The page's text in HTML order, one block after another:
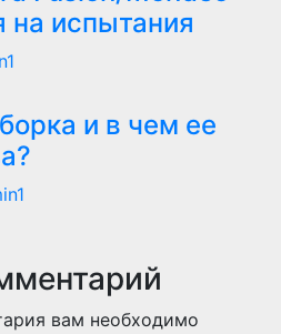
на испытания
и в чем ее
вам необходимо